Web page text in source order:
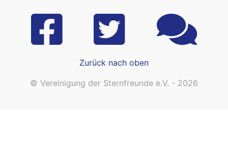
Zurück nach oben
© Vereinigung der Sternfreunde e.V. - 2026